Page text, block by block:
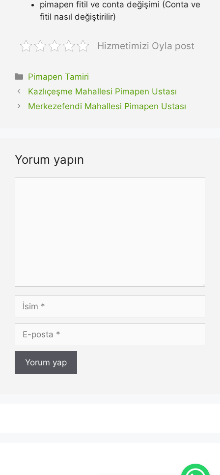
pimapen fitil ve conta değişimi (Conta ve
fitil nasıl değiştirilir)
Hizmetimizi Oyla post
Kategoriler
Pimapen Tamiri
Kazlıçeşme Mahallesi Pimapen Ustası
Merkezefendi Mahallesi Pimapen Ustası
Yorum yapın
İsim
posta